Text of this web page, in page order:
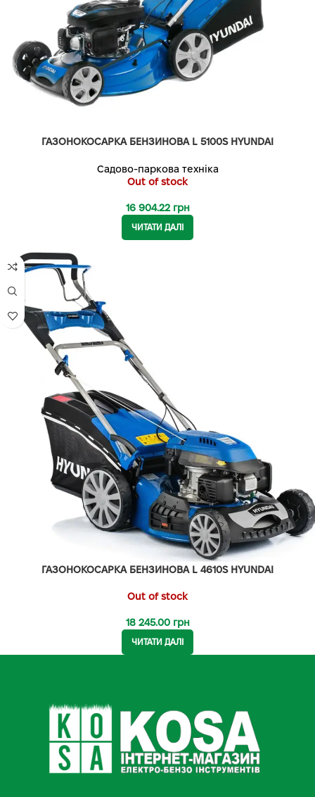
ГАЗОНОКОСАРКА БЕНЗИНОВА L 5100S HYUNDAI
Садово-паркова техніка
Out of stock
16 904.22 грн
ЧИТАТИ ДАЛІ
ГАЗОНОКОСАРКА БЕНЗИНОВА L 4610S HYUNDAI
Out of stock
18 245.00 грн
ЧИТАТИ ДАЛІ